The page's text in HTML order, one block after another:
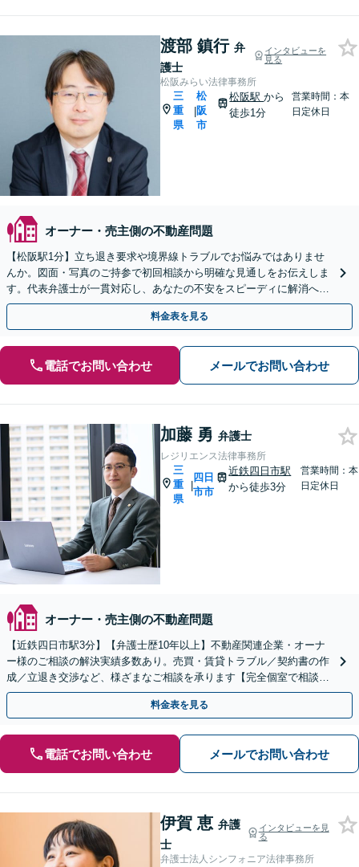
渡部 鎮行 弁
護士
インタビューを
見る
松阪みらい法律事務所
三
重
県
|
松
阪
市
松阪駅から
徒歩1分
営業時間：本
日定休日
オーナー・売主側の不動産問題
【松阪駅1分】立ち退き要求や境界線トラブルでお悩みではありませ
んか。図面・写真のご持参で初回相談から明確な見通しをお伝えしま
す。代表弁護士が一貫対応し、あなたの不安をスピーディに解消へと
導きます。【完全個室で相談】【夜間面談可】
料金表を見る
電話でお問い合わせ メールでお問い合わせ
加藤 勇 弁護士
レジリエンス法律事務所
三
重
県
|
四日
市市
近鉄四日市駅
から徒歩3分
営業時間：本
日定休日
オーナー・売主側の不動産問題
【近鉄四日市駅3分】【弁護士歴10年以上】不動産関連企業・オーナ
ー様のご相談の解決実績多数あり。売買・賃貸トラブル／契約書の作
成／立退き交渉など、様ざまなご相談を承ります【完全個室で相談】
不動産企業の顧問弁護士も対応可能です
料金表を見る
電話でお問い合わせ メールでお問い合わせ
伊賀 恵 弁護
士
インタビューを見
る
弁護士法人シンフォニア法律事務所